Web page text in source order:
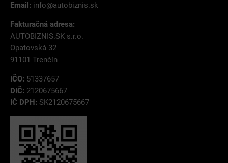
Email: info@autobiznis.sk
Fakturačná adresa:
AUTOBIZNIS.SK s.r.o.
Opatovská 32
91101 Trenčín
IČO: 51337657
DIČ: 2120675667
IČ DPH: SK2120675667